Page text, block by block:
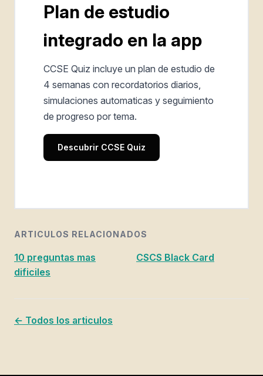
Plan de estudio
integrado en la app
CCSE Quiz incluye un plan de estudio de
4 semanas con recordatorios diarios,
simulaciones automaticas y seguimiento
de progreso por tema.
Descubrir CCSE Quiz
ARTICULOS RELACIONADOS
10 preguntas mas
dificiles
CSCS Black Card
← Todos los articulos